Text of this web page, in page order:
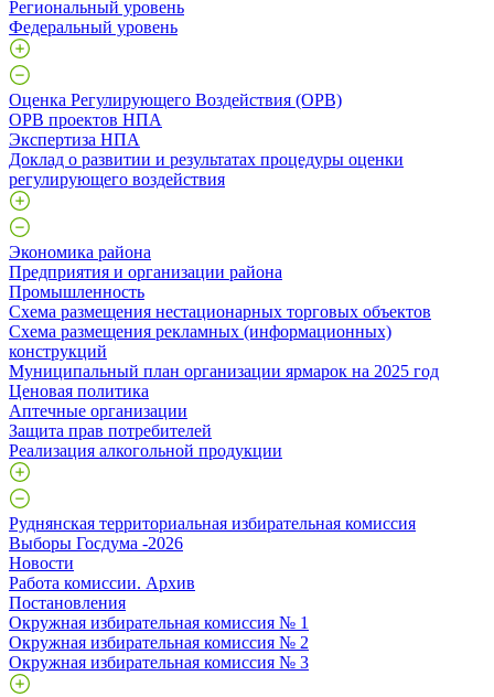
Региональный уровень
Федеральный уровень
Оценка Регулирующего Воздействия (ОРВ)
ОРВ проектов НПА
Экспертиза НПА
Доклад о развитии и результатах процедуры оценки
регулирующего воздействия
Экономика района
Предприятия и организации района
Промышленность
Схема размещения нестационарных торговых объектов
Схема размещения рекламных (информационных)
конструкций
Муниципальный план организации ярмарок на 2025 год
Ценовая политика
Аптечные организации
Защита прав потребителей
Реализация алкогольной продукции
Руднянская территориальная избирательная комиссия
Выборы Госдума -2026
Новости
Работа комиссии. Архив
Постановления
Окружная избирательная комиссия № 1
Окружная избирательная комиссия № 2
Окружная избирательная комиссия № 3